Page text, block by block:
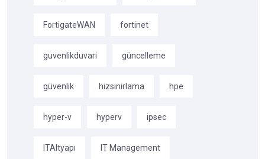
FortigateWAN fortinet
guvenlikduvari güncelleme
güvenlik hizsinirlama hpe
hyper-v hyperv ipsec
ITAltyapı IT Management